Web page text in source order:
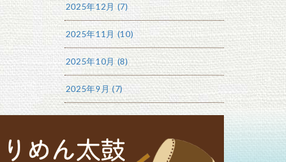
2025年12月 (7)
2025年11月 (10)
2025年10月 (8)
2025年9月 (7)